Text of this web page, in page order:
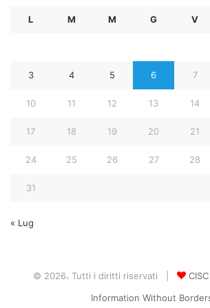
L M M G V
3 4 5 6 7
10 11 12 13 14
17 18 19 20 21
24 25 26 27 28
31
« Lug
© 2026، Tutti i diritti riservati |
Information Without